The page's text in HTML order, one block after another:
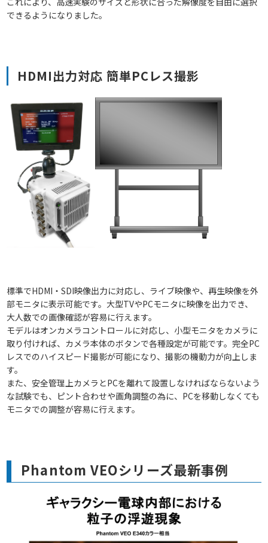
できるようになりました。
HDMI出力対応 簡単PCレス撮影
標準でHDMI・SDI映像出力に対応し、ライブ映像や、再生映像を外
部モニタに表示可能です。大型TVやPCモニタに映像を出力でき、
大人数での画像確認が容易に行えます。
モデルはオンカメラコントロールに対応し、小型モニタをカメラに
取り付ければ、カメラ本体のボタンで各種設定が可能です。完全PC
レスでのハイスピード撮影が可能になり、撮影の機動力が向上しま
す。
また、安全管理上カメラとPCを離れて設置しなければならないよう
な試験でも、ピント合わせや画角調整の為に、PCを移動しなくても
モニタでの調整が容易に行えます。
Phantom VEOシリーズ最新事例